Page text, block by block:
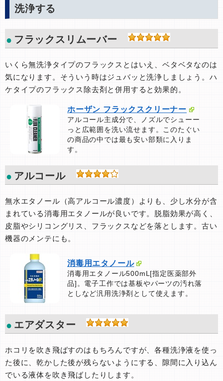
洗浄する
フラックスリムーバー
いくら無洗浄タイプのフラックスとはいえ、ベタベタなのは
気になります。そういう時はジュバッと洗浄しましょう。ハ
ケタイプのフラックス除去剤と併用すると効果的。
ホーザン フラックスクリーナー
アルコール主成分で、ノズルでシューー
っと広範囲を洗い流せます。このたぐい
の商品の中では最も安い部類に入りま
す。
アルコール
無水エタノール（高アルコール濃度）よりも、少し水分が含
まれている消毒用エタノールが良いです。脱脂効果が高く、
皮脂やシリコングリス、フラックスなどを落とします。古い
機器のメンテにも。
消毒用エタノール
消毒用エタノール500mL[指定医薬部外
品]。電子工作では基板やパーツの汚れ落
としなど汎用洗浄剤として使えます。
エアダスター
ホコリを吹き飛ばすのはもちろんですが、各種洗浄液を使っ
た後に、乾かした後が残らないようにする、隙間に入り込ん
でいる液体を吹き飛ばしたりします。